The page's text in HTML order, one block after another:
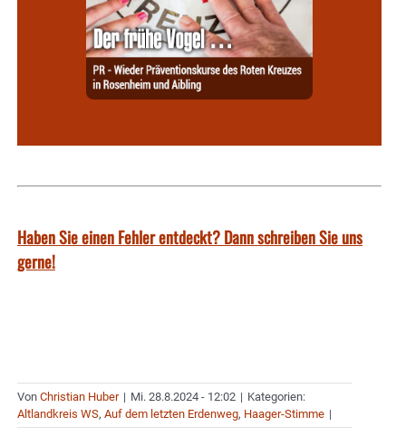
Haben Sie einen Fehler entdeckt? Dann schreiben Sie uns
gerne!
Von Christian Huber | Mi. 28.8.2024 - 12:02 | Kategorien:
Altlandkreis WS, Auf dem letzten Erdenweg, Haager-Stimme |